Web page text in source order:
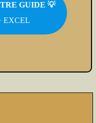
GUIDE 💡
EXCEL